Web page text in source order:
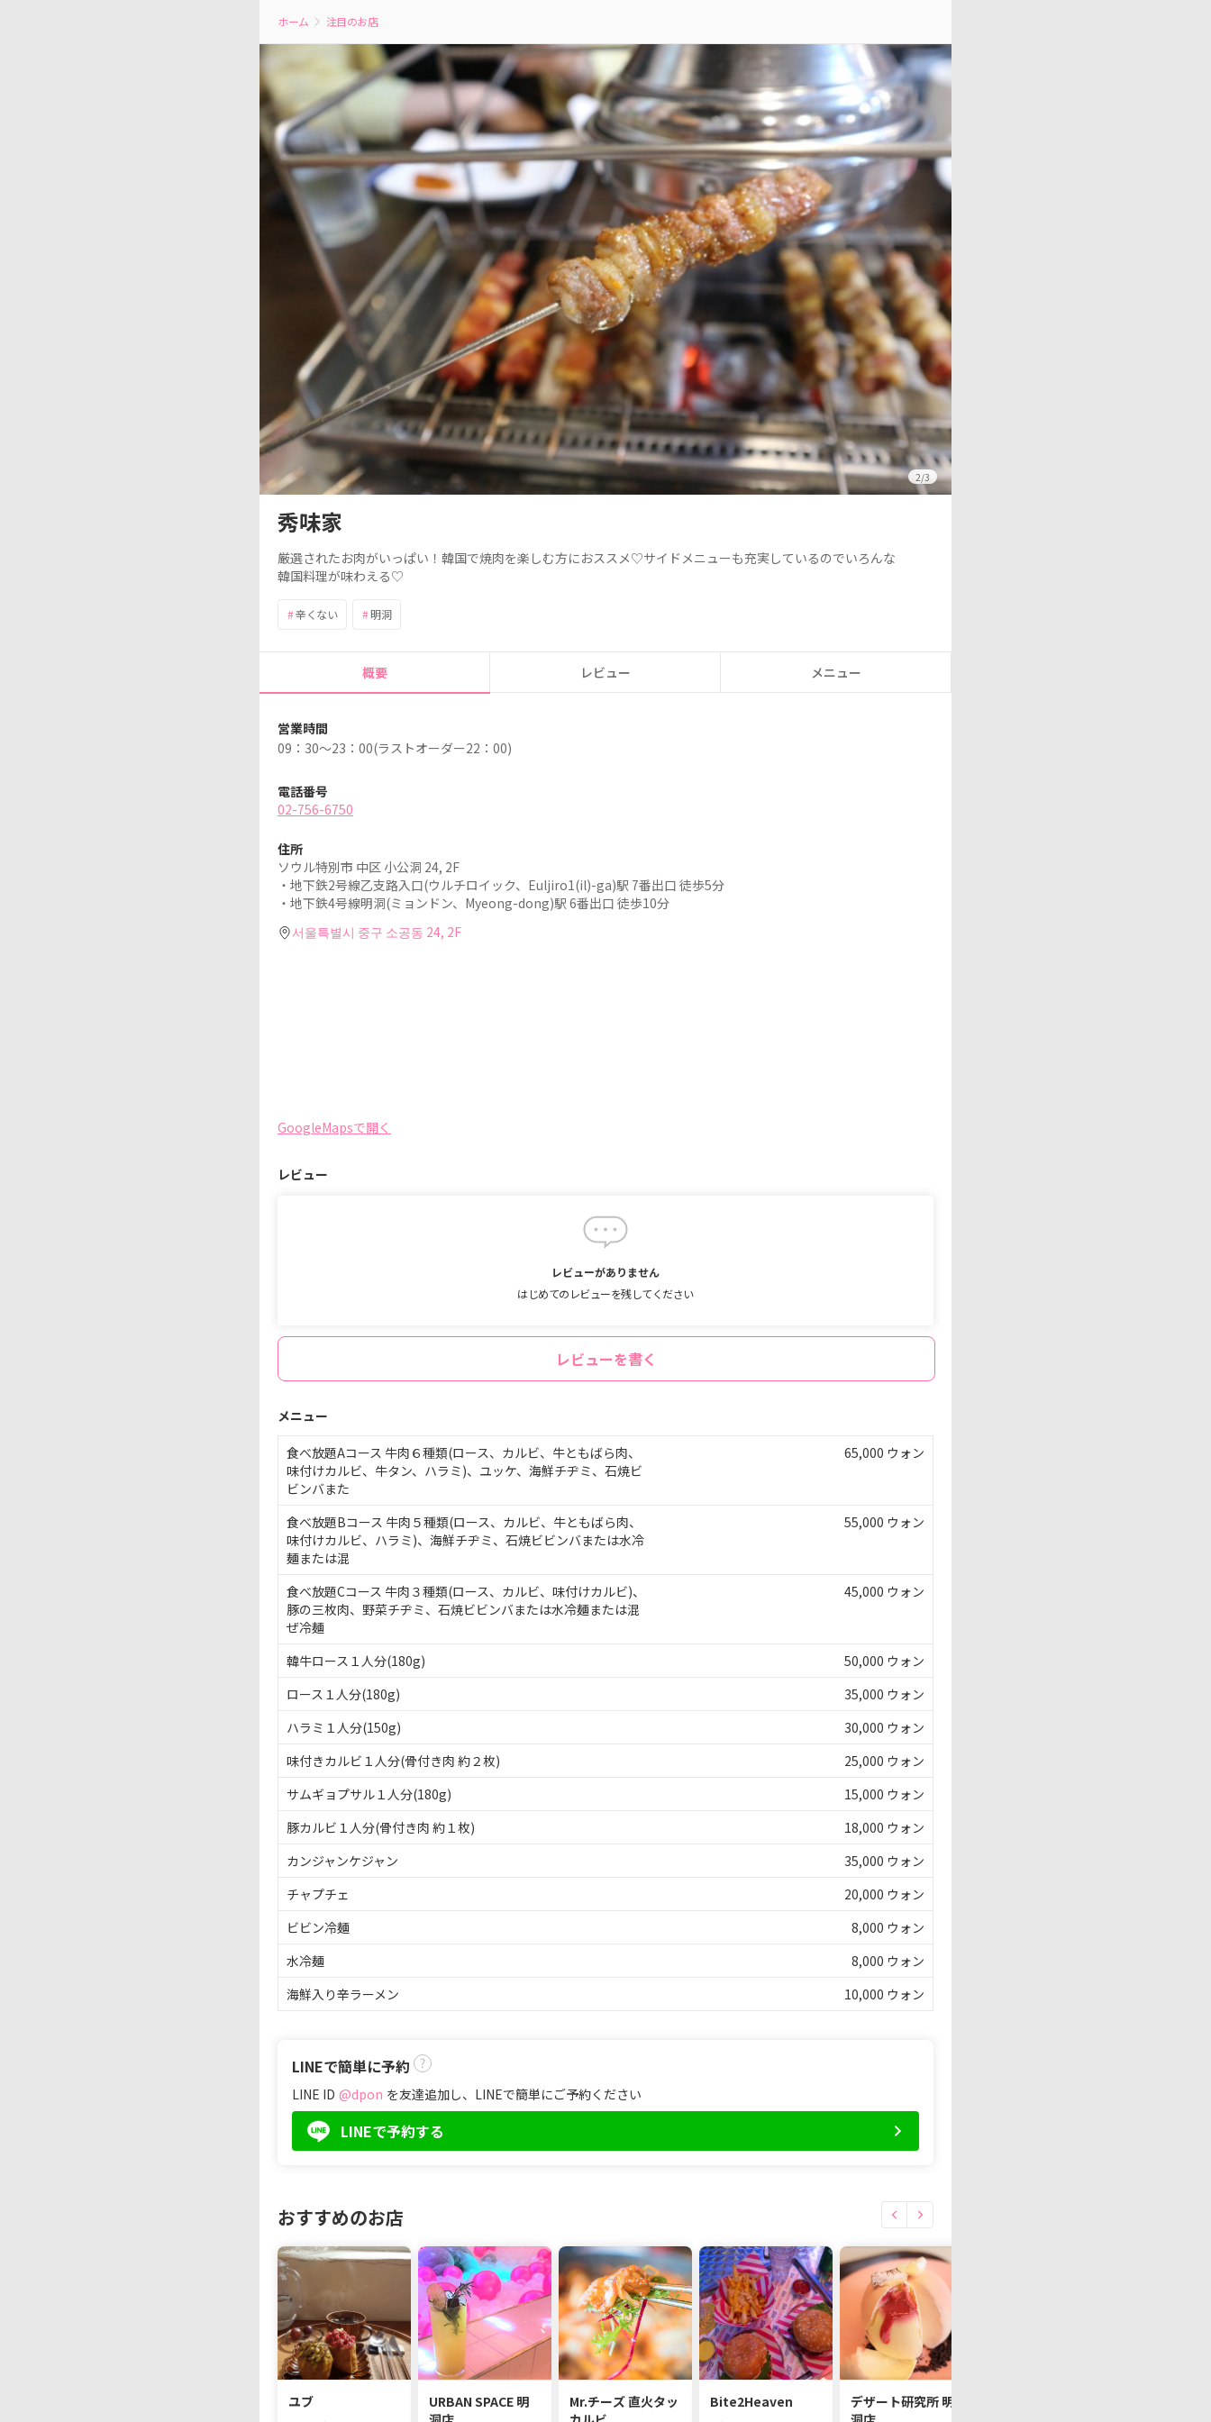
ホーム 注目のお店
2/3
秀味家
厳選されたお肉がいっぱい！ 韓国で焼肉を楽しむ方におススメ♡サイドメニューも充実しているのでいろんな
韓国料理が味わえる♡
#辛くない #明洞
概要 レビュー メニュー
営業時間
09：30～23：00(ラストオーダー22：00)
電話番号
02-756-6750
住所
ソウル特別市 中区 小公洞 24, 2F
・地下鉄2号線乙支路入口(ウルチロイック、Euljiro1(il)-ga)駅 7番出口 徒歩5分
・地下鉄4号線明洞(ミョンドン、Myeong-dong)駅 6番出口 徒歩10分
서울특별시 중구 소공동 24, 2F
GoogleMapsで開く
レビュー
レビューがありません
はじめてのレビューを残してください
レビューを書く
メニュー
食べ放題Aコース 牛肉 ６種類(ロース、 カルビ、 牛ともばら肉、
味付けカルビ、 牛タン、 ハラミ)、 ユッケ、 海鮮チヂミ、 石焼ビ
ビンバまた
65,000 ウォン
食べ放題Bコース 牛肉 ５種類(ロース、 カルビ、 牛ともばら肉、
味付けカルビ、 ハラミ)、 海鮮チヂミ、 石焼ビビンバまたは水冷
麺または混
55,000 ウォン
食べ放題Cコース 牛肉 ３種類(ロース、 カルビ、 味付けカルビ)、
豚の三枚肉、 野菜チヂミ、 石焼ビビンバまたは水冷麺または混
ぜ冷麺
45,000 ウォン
韓牛ロース １人分(180g)
50,000 ウォン
ロース １人分(180g)
35,000 ウォン
ハラミ １人分(150g)
30,000 ウォン
味付きカルビ １人分(骨付き肉 約２枚)
25,000 ウォン
サムギョプサル１人分(180g)
15,000 ウォン
豚カルビ １人分(骨付き肉 約１枚)
18,000 ウォン
カンジャンケジャン
35,000 ウォン
チャプチェ
20,000 ウォン
ビビン冷麺
8,000 ウォン
水冷麺
8,000 ウォン
海鮮入り辛ラーメン 10,000 ウォン
LINEで簡単に予約
LINE ID @dpon を友達追加し、LINEで簡単にご予約ください
LINEで予約する
おすすめのお店
ユブ
URBAN SPACE 明
Mr.チーズ 直火タッ
Bite2Heaven
デザート研究所 明